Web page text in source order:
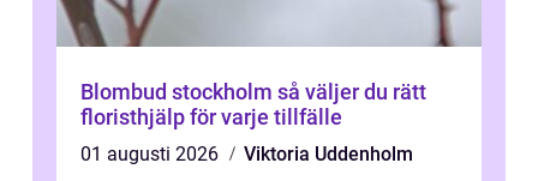
Blombud stockholm så väljer du rätt
floristhjälp för varje tillfälle
01 augusti 2026 Viktoria Uddenholm